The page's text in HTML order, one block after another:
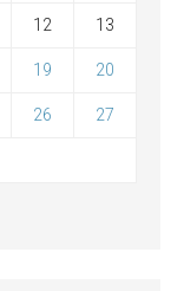
12 13
19 20
26 27